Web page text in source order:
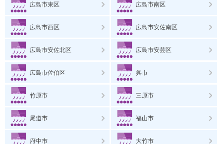
広島市東区 広島市南区
広島市西区 広島市安佐南区
広島市安佐北区 広島市安芸区
広島市佐伯区 呉市
竹原市 三原市
尾道市 福山市
府中市 大竹市